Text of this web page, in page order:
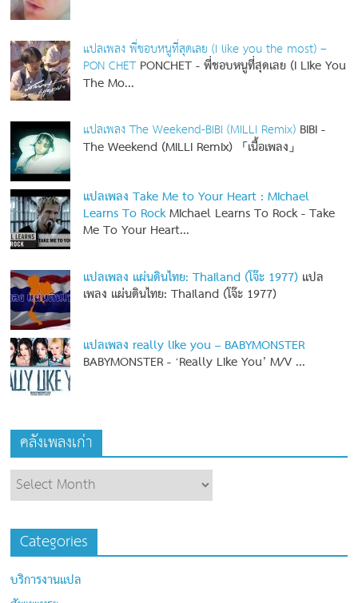
แปลเพลง พี่ชอบหนูที่สุดเลย (I like you the most) –
PON CHET PONCHET - พี่ชอบหนูที่สุดเลย (I Like You
The Mo...
แปลเพลง The Weekend-BIBI (MILLI Remix) BIBI -
The Weekend (MILLI Remix) 「เนื้อเพลง」
แปลเพลง Take Me to Your Heart : Michael
Learns To RockMichael Learns To Rock - Take
Me To Your Heart...
แปลเพลง แผ่นดินไทย: Thailand (โจ๊ะ 1977) แปล
เพลง แผ่นดินไทย: Thailand (โจ๊ะ 1977)
แปลเพลง really like you – BABYMONSTER
BABYMONSTER - ‘Really Like You’ M/V ...
คลังเพลงเก่า
Categories
บริการงานแปล